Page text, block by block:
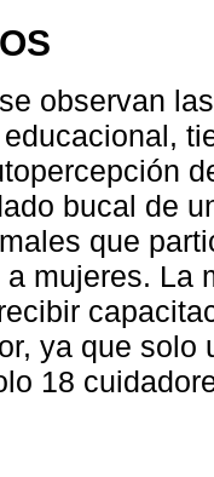
observan
bucal de
que
mujeres. La
ya que
18